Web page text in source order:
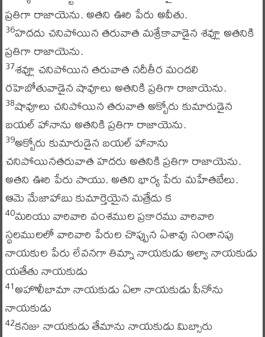
ప్రతిగా రాజాయెను. అతని ఊరి పేరు అవీతు.
36హదదు చనిపోయిన తరువాత మశ్రేకావాడైన శవ్లూ అతనికి
ప్రతిగా రాజాయెను.
37శవ్లూ చనిపోయిన తరువాత నదీతీర మందలి
రహెబోతువాడైన షావూలు అతనికి ప్రతిగా రాజాయెను.
38షావూలు చనిపోయిన తరువాత అక్బోరు కుమారుడైన
బయల్‌ హానాను అతనికి ప్రతిగా రాజాయెను.
39అక్బోరు కుమారుడైన బయల్‌ హానాను
చనిపోయినతరువాత హదరు అతనికి ప్రతిగా రాజాయెను.
అతని ఊరి పేరు పాయు. అతని భార్య పేరు మహేతబేలు.
ఆమె మేజాహాబు కుమార్తెయైన మత్రేదు క
40మరియు వారివారి వంశముల ప్రకారము వారివారి
స్థలములలో వారివారి పేరుల చొప్పున ఏశావు సంతానపు
నాయకుల పేరు లేవనగా తిమ్నా నాయకుడు అల్వా నాయకుడు
యతేతు నాయకుడు
41అహొలీబామా నాయకుడు ఏలా నాయకుడు పీనోను
నాయకుడు
42కనజు నాయకుడు తేమాను నాయకుడు మిబ్సారు